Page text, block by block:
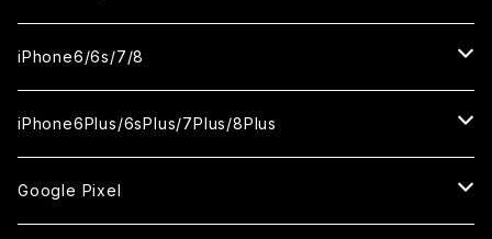
セラミックフィルム
セラミックフィルム
セラミックフィルム
ガラスフィルム
セラミックフィルム
セラミックフィルム
ガラスフィルム
セラミックフィルム
iPhone11Pro Max
ガラスフィルム
セラミックフィルム
ガラスフィルム
セラミックフィルム
iPhoneXS
ガラスフィルム
セラミックフィルム
iPhoneXR
ガラスフィルム
iPhoneXSMax
iPhoneSE3
ガラスフィルム
ケース
iPhoneSE2
ガラスフィルム
iPhone6/6s/7/8
iPhone8
ガラスフィルム
iPhone7
iPhone6Plus/6sPlus/7Plus/8Plus
iPhone6Plus
Google Pixel